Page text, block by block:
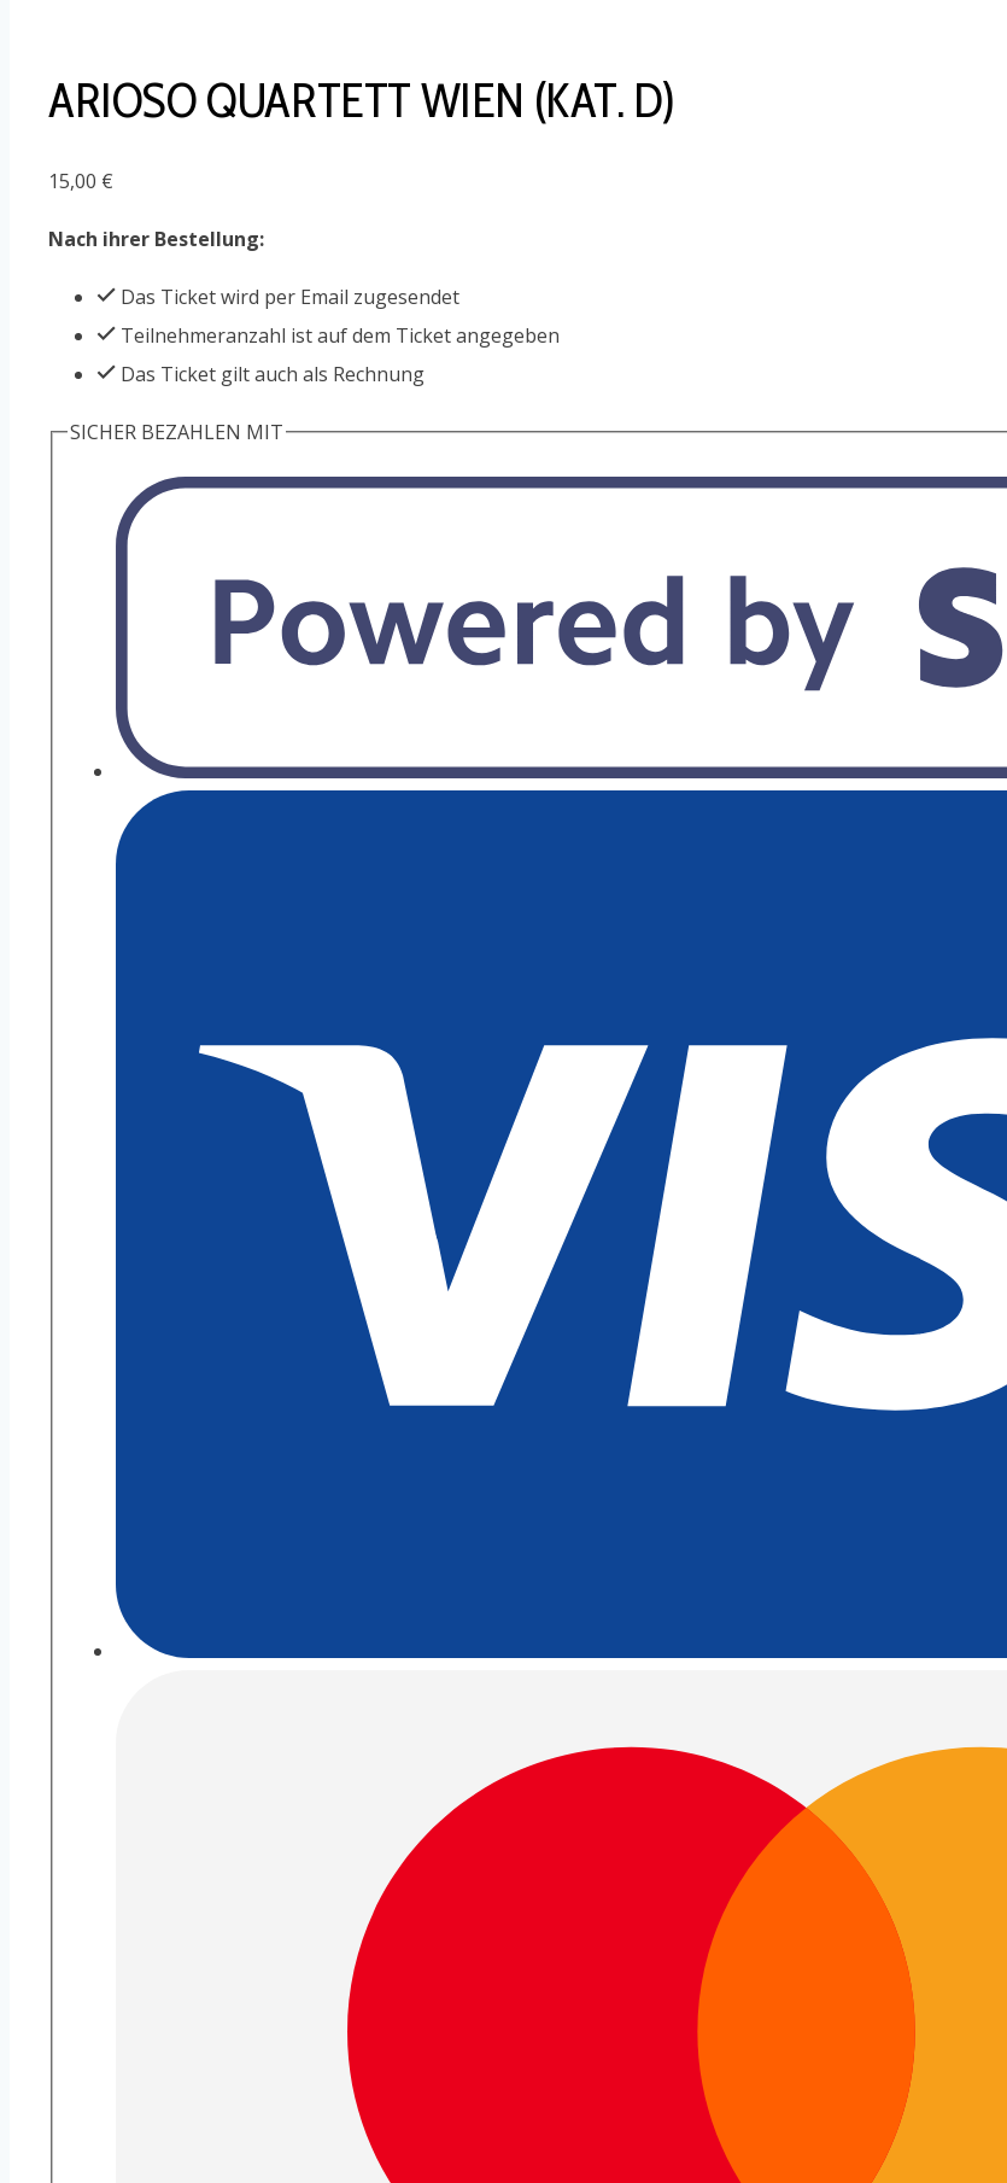
ARIOSO QUARTETT WIEN (KAT. D)
15,00 €
Nach ihrer Bestellung:
Das Ticket wird per Email zugesendet
Teilnehmeranzahl ist auf dem Ticket angegeben
Das Ticket gilt auch als Rechnung
SICHER BEZAHLEN MIT